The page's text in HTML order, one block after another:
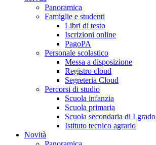
Panoramica
Famiglie e studenti
Libri di testo
Iscrizioni online
PagoPA
Personale scolastico
Messa a disposizione
Registro cloud
Segreteria Cloud
Percorsi di studio
Scuola infanzia
Scuola primaria
Scuola secondaria di I grado
Istituto tecnico agrario
Novità